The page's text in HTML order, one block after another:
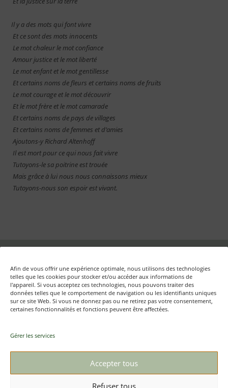
Afin de vous offrir une expérience optimale, nous utilisons des technologies
telles que les cookies pour stocker et/ou accéder aux informations de
l'appareil. Si vous acceptez ces technologies, nous pouvons traiter des
données telles que le comportement de navigation ou les identifiants uniques
sur ce site Web. Si vous ne donnez pas ou ne retirez pas votre consentement,
certaines fonctionnalités et fonctions peuvent être affectées.
Gérer les services
Accepter tous
Refuser tous
Il y a des mots qui font vivre
Et ce sont des mots innocents
Le mot chaleur le mot confiance
Amour justice et le mot liberté
Le mot enfant et le mot gentillesse
Et certains noms de fleurs et certains noms de fruits
Le mot courage et le mot découvrir
Et le mot frère et le mot camarade
Et certains noms de pays de villages
Et certains noms de femmes et d’amies
Ajoutons-y Richard Altenhoff
Il est mort pour ce qui nous fait vivre
Tutoyons-le sa poitrine est trouée
Mais grâce à lui nous nous connaissons mieux
Tutoyons-nous son espoir est vivant.
Rue aux Laines, 17 boîte 50 – B-1000 Bruxelles
Textes et photos : © Mémoire d’Auschwitz ASBL/ Daniel
+32 (0)2 512 79 98
Contact